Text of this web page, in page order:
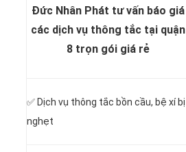
Đức Nhân Phát tư vấn báo giá
các dịch vụ thông tắc tại quận
8 trọn gói giá rẻ
✅ Dịch vụ thông tắc bồn cầu, bệ xí bị
nghẹt